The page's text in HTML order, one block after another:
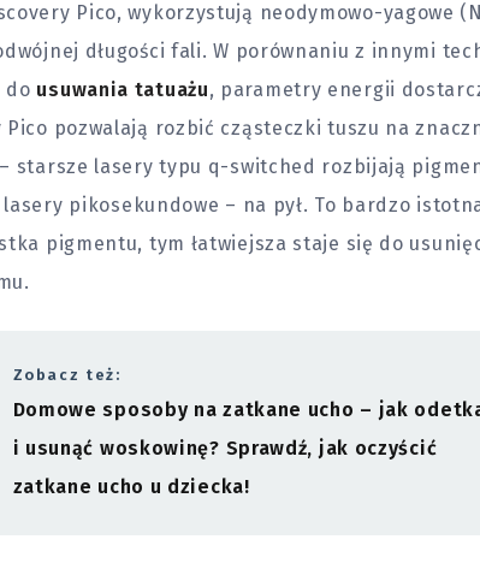
Pico, wykorzystują neodymowo-yagowe
długości fali. W porównaniu z innymi
do usuwania tatuażu, parametry energii
pozwalają rozbić cząsteczki tuszu na
starsze lasery typu q-switched rozbijają
pikosekundowe – na pył. To bardzo
pigmentu, tym łatwiejsza staje się do
Zobacz też:
Domowe sposoby na zatkane ucho – jak
i usunąć woskowinę? Sprawdź, jak oczyścić
zatkane ucho u dziecka!